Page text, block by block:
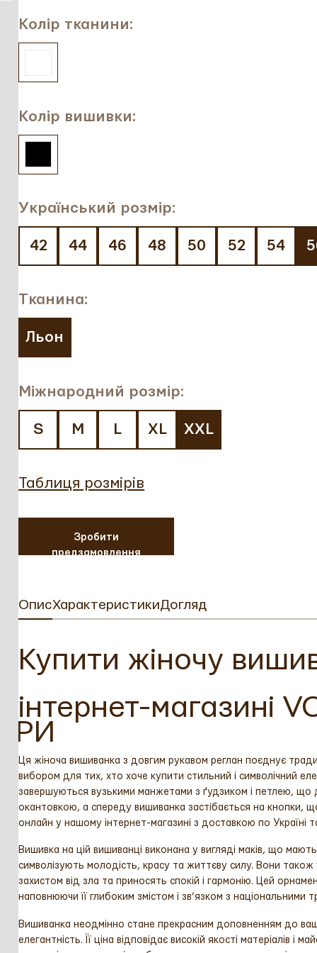
Колір тканини:
Колір вишивки:
Український розмір:
42 44 46 48 50 52 54
Тканина:
Льон
Міжнародний розмір:
S M L XL XXL
Таблиця розмірів
Зробити
предзамовлення
ОписХарактеристикиДогляд
Купити жіночу
інтернет-магазині
Ця жіноча вишиванка з довгим рукавом реглан поєднує
вибором для тих, хто хоче купити стильний і символічний
завершуються вузькими манжетами з ґудзиком і петлею, що
окантовкою, а спереду вишиванка застібається на кнопки,
онлайн у нашому інтернет-магазині з доставкою по Україні
Вишивка на цій вишиванці виконана у вигляді маків, що
символізують молодість, красу та життєву силу. Вони
захистом від зла та приносять спокій і гармонію. Цей
наповнюючи її глибоким змістом і зв’язком з національними
Вишиванка неодмінно стане прекрасним доповненням до
елегантність. Її ціна відповідає високій якості матеріалів